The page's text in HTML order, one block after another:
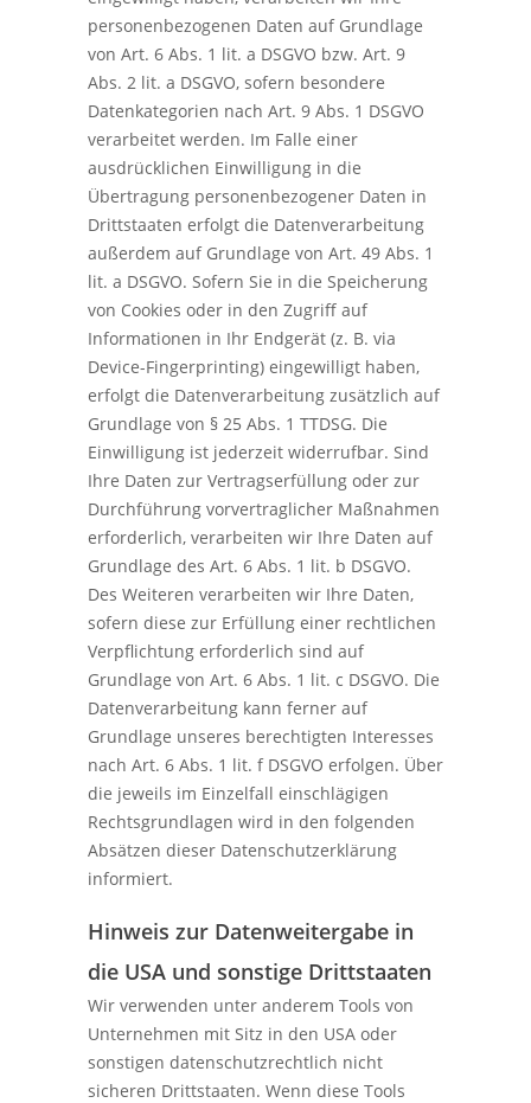
personenbezogenen Daten auf Grundlage
von Art. 6 Abs. 1 lit. a DSGVO bzw. Art. 9
Abs. 2 lit. a DSGVO, sofern besondere
Datenkategorien nach Art. 9 Abs. 1 DSGVO
verarbeitet werden. Im Falle einer
ausdrücklichen Einwilligung in die
Übertragung personenbezogener Daten in
Drittstaaten erfolgt die Datenverarbeitung
außerdem auf Grundlage von Art. 49 Abs. 1
lit. a DSGVO. Sofern Sie in die Speicherung
von Cookies oder in den Zugriff auf
Informationen in Ihr Endgerät (z. B. via
Device-Fingerprinting) eingewilligt haben,
erfolgt die Datenverarbeitung zusätzlich auf
Grundlage von § 25 Abs. 1 TTDSG. Die
Einwilligung ist jederzeit widerrufbar. Sind
Ihre Daten zur Vertragserfüllung oder zur
Durchführung vorvertraglicher Maßnahmen
erforderlich, verarbeiten wir Ihre Daten auf
Grundlage des Art. 6 Abs. 1 lit. b DSGVO.
Des Weiteren verarbeiten wir Ihre Daten,
sofern diese zur Erfüllung einer rechtlichen
Verpflichtung erforderlich sind auf
Grundlage von Art. 6 Abs. 1 lit. c DSGVO. Die
Datenverarbeitung kann ferner auf
Grundlage unseres berechtigten Interesses
nach Art. 6 Abs. 1 lit. f DSGVO erfolgen. Über
die jeweils im Einzelfall einschlägigen
Rechtsgrundlagen wird in den folgenden
Absätzen dieser Datenschutzerklärung
informiert.
Hinweis zur Datenweitergabe in
die USA und sonstige Drittstaaten
Wir verwenden unter anderem Tools von
Unternehmen mit Sitz in den USA oder
sonstigen datenschutzrechtlich nicht
sicheren Drittstaaten. Wenn diese Tools